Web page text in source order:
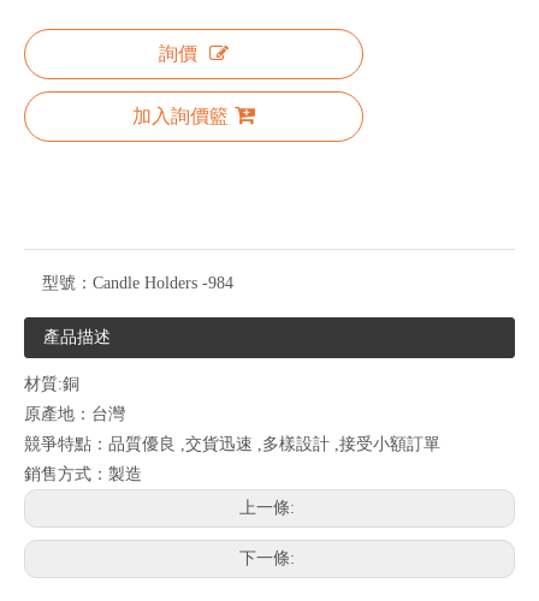
詢價
加入詢價籃
型號： Candle Holders -984
產品描述
材質:銅
原產地：台灣
競爭特點：品質優良 ,交貨迅速 ,多樣設計 ,接受小額訂單
銷售方式：製造
上一條:
下一條: